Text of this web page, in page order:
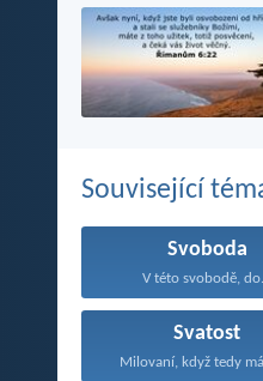
Související
Svoboda
V této svobodě,
Svatost
Milovaní, když tedy